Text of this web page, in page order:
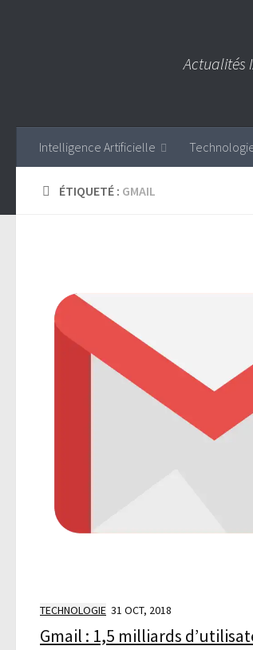
Actualités
Intelligence Artificielle
ÉTIQUETÉ : GMAIL
TECHNOLOGIE 31 OCT, 2018
Gmail : 1,5 milliards